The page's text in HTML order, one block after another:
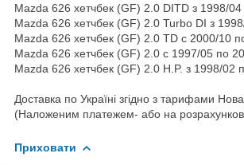
Mazda 626 хетчбек (GF) 2.0 DITD з 1998/
Mazda 626 хетчбек (GF) 2.0 Turbo DI з
Mazda 626 хетчбек (GF) 2.0 TD c 2000/10
Mazda 626 хетчбек (GF) 2.0 c 1997/05 по
Mazda 626 хетчбек (GF) 2.0 H.P. з 1998/02
Доставка по Україні згідно з тарифами
(Наложеним платежем- або на
Приховати